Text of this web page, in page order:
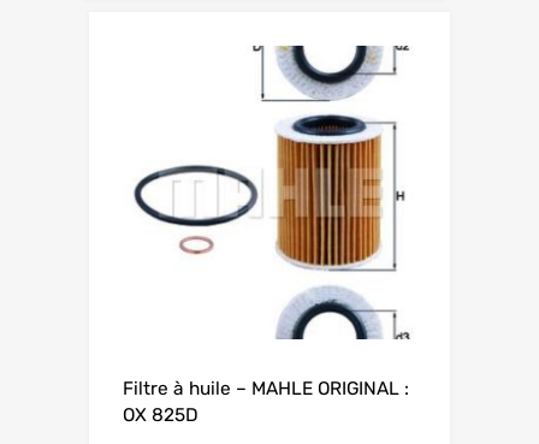
Filtre à huile – MAHLE ORIGINAL :
OX 825D